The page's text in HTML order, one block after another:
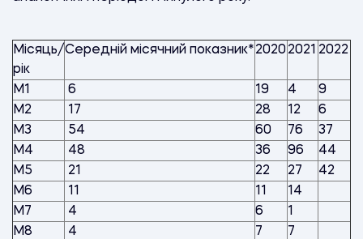
Місяць/
рік
Середній місячний показник*2020 2021 2022
М1 6 19 4
9
М2
17 28 12
6
М3
54 60 76
37
М4
48 36 96
44
М5
21 22 27
42
М6
11 11
14
М7
4 6
1
М8
4 7
7